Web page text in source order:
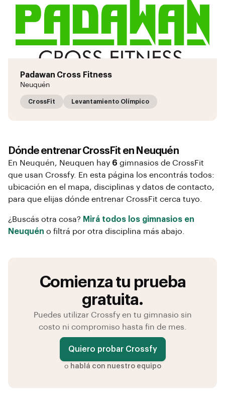
Padawan Cross Fitness
Neuquén
CrossFit Levantamiento Olímpico
Dónde entrenarCrossFit en Neuquén
En Neuquén, Neuquen hay 6 gimnasios de CrossFit
que usan Crossfy. En esta página los encontrás todos:
ubicación en el mapa, disciplinas y datos de contacto,
para que elijas dónde entrenar CrossFit cerca tuyo.
¿Buscás otra cosa? Mirá todos los gimnasios en
Neuquén o filtrá por otra disciplina más abajo.
Comienza tu prueba
gratuita.
Puedes utilizar Crossfy en tu gimnasio sin
costo ni compromiso hasta fin de mes.
Quiero probar Crossfy
o hablá con nuestro equipo